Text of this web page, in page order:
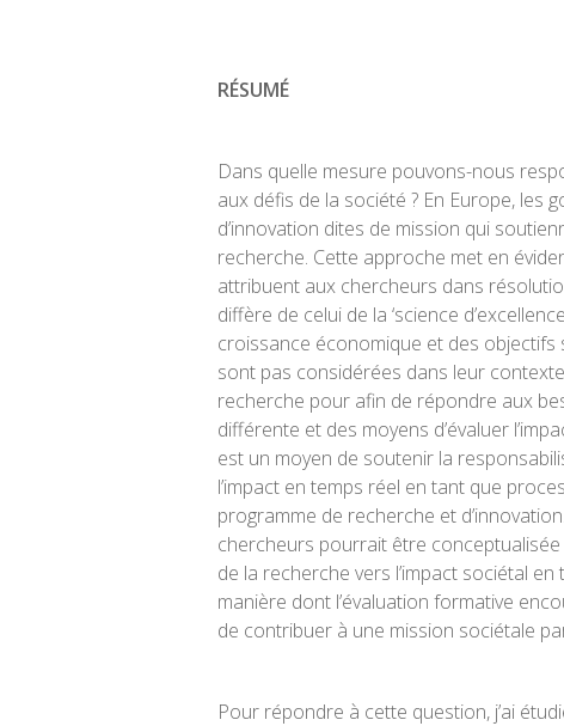
RÉSUMÉ
Dans quelle mesure pouvons-nous
aux défis de la société ? En Europe, les
d’innovation dites de mission qui
recherche. Cette approche met en
attribuent aux chercheurs dans
diffère de celui de la ‘science
croissance économique et des objectifs
sont pas considérées dans leur
recherche pour afin de répondre aux
différente et des moyens d’évaluer
est un moyen de soutenir la
l’impact en temps réel en tant que
programme de recherche et
chercheurs pourrait être
de la recherche vers l’impact sociétal
manière dont l’évaluation formative
de contribuer à une mission sociétale
Pour répondre à cette question, j’ai